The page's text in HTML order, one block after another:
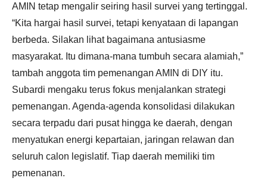
AMIN tetap mengalir seiring hasil survei yang tertinggal.
“Kita hargai hasil survei, tetapi kenyataan di lapangan
berbeda. Silakan lihat bagaimana antusiasme
masyarakat. Itu dimana-mana tumbuh secara alamiah,”
tambah anggota tim pemenangan AMIN di DIY itu.
Subardi mengaku terus fokus menjalankan strategi
pemenangan. Agenda-agenda konsolidasi dilakukan
secara terpadu dari pusat hingga ke daerah, dengan
menyatukan energi kepartaian, jaringan relawan dan
seluruh calon legislatif. Tiap daerah memiliki tim
pemenanan.